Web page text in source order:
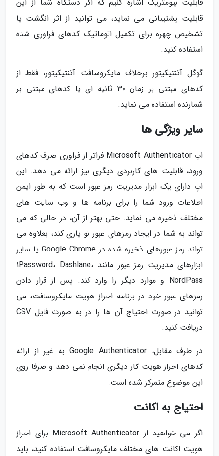
قابلیت بیومتریک اشاره کنیم که اگر دستگاه شما از این
قابلیت پشتیبانی می نماید، می توانید از اثر انگشت یا
تشخیص چهره برای تکمیل اتوماتیک کدهای فراوری شده
استفاده کنید.
گوگل آتنتیکیتور برخلاف مایکروسافت آتنتیکیتور، فقط از
کدهای مبتنی بر زمان 30 ثانیه ای یا کدهای مبتنی بر
شمارنده استفاده می نماید.
سایر ویژگی ها
اپ Microsoft Authenticator فراتر از فراوری صرف کدهای
ورود، قابلیت های کاربردی دیگری نیز ارائه می دهد. این
اپ دارای یک ابزار مدیریت رمز عبور است که به طور ایمن
اطلاعات ورود شما را برای برنامه ها و وب سایت های
مختلف ذخیره می نماید. حتی بهتر از آن، در حالی که می
تواند به شما در ایجاد رمزهای عبور نو یاری کند، بعلاوه می
تواند رمز عبورهای ذخیره شده در Google Chrome یا سایر
ابزارهای مدیریت رمز عبور مانند 1Password، Dashlane،
NordPass و موارد دیگر را وارد کند. پس از قرار دادن
رمزهای عبور خود در برنامه احراز هویت مایکروسافت، می
توانید در صورت احتیاج آن ها را در به صورت فایل CSV
دریافت کنید.
در طرف مقابل، Google Authenticator به غیر از ارائه
کدهای احراز هویت کار دیگری انجام نمی دهد و صرفا روی
این موضوع متمرکز شده است.
احتیاج به اکانت
اگر می خواهید از Microsoft Authenticator برای احراز
هویت اکانت های مختلف مایکروسافت استفاده کنید، باید